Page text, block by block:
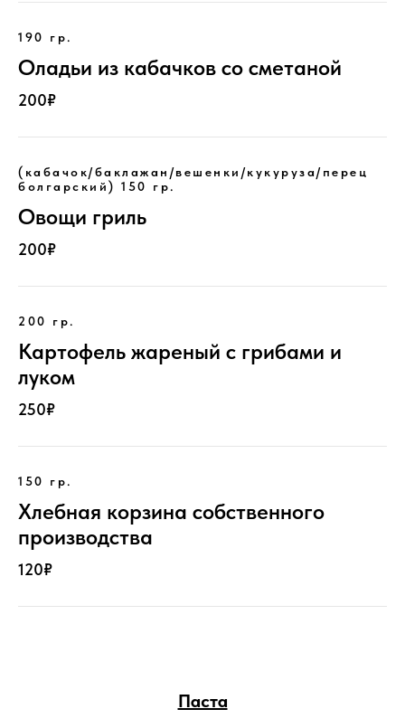
190 гр.
Оладьи из кабачков со сметаной
200₽
(кабачок/баклажан/вешенки/кукуруза/перец
болгарский) 150 гр.
Овощи гриль
200₽
200 гр.
Картофель жареный с грибами и
луком
250₽
150 гр.
Хлебная корзина собственного
производства
120₽
Паста